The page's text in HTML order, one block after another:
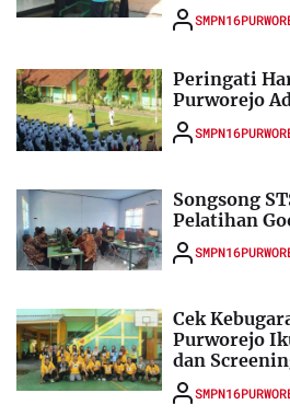
Peringati
Purworejo
Songsong
Pelatihan
Cek
Purworejo
dan